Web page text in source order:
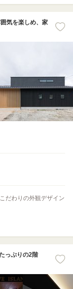
気を楽しめ、家
だわりの外観デザイン
っぷりの2階